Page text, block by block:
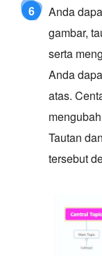
6
Anda
gambar,
serta
Anda
atas.
Tautan
tersebut